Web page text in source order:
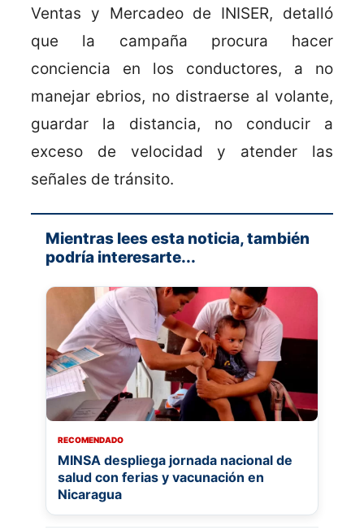
Ventas y Mercadeo de INISER, detalló
que la campaña procura hacer
conciencia en los conductores, a no
manejar ebrios, no distraerse al volante,
guardar la distancia, no conducir a
exceso de velocidad y atender las
señales de tránsito.
Mientras lees esta noticia, también
podría interesarte...
RECOMENDADO
MINSA despliega jornada nacional de
salud con ferias y vacunación en
Nicaragua